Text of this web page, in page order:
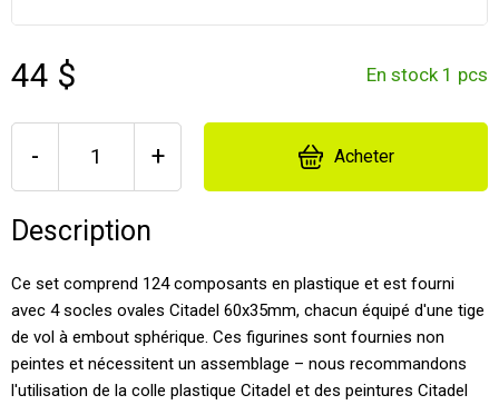
44 $ En stock 1 pcs
- + Acheter
Description
Ce set comprend 124 composants en plastique et est fourni
avec 4 socles ovales Citadel 60x35mm, chacun équipé d'une tige
de vol à embout sphérique. Ces figurines sont fournies non
peintes et nécessitent un assemblage – nous recommandons
l'utilisation de la colle plastique Citadel et des peintures Citadel